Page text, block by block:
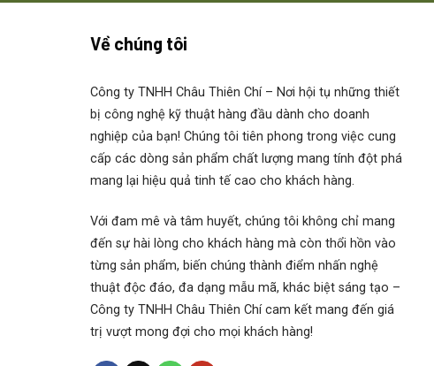
Về chúng tôi
Công ty TNHH Châu Thiên Chí– Nơi hội tụ những thiết
bị công nghệ kỹ thuật hàng đầu dành cho doanh
nghiệp của bạn! Chúng tôi tiên phong trong việc cung
cấp các dòng sản phẩm chất lượng mang tính đột phá
mang lại hiệu quả tinh tế cao cho khách hàng.
Với đam mê và tâm huyết, chúng tôi không chỉ mang
đến sự hài lòng cho khách hàng mà còn thổi hồn vào
từng sản phẩm, biến chúng thành điểm nhấn nghệ
thuật độc đáo, đa dạng mẫu mã, khác biệt sáng tạo –
Công ty TNHH Châu Thiên Chí cam kết mang đến giá
trị vượt mong đợi cho mọi khách hàng!